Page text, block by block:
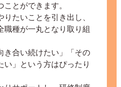
ことができます。
たいことを引き出し、
職種が一丸となり取り組
き合い続けたい」「その
い」という方はぴったり